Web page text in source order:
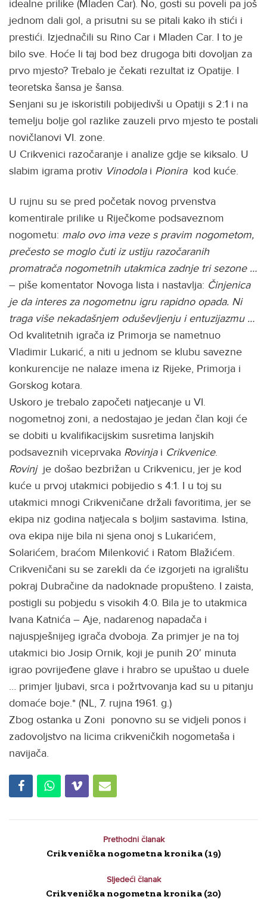
idealne prilike (Mladen Car). No, gosti su poveli pa još
jednom dali gol, a prisutni su se pitali kako ih stići i
prestići. Izjednačili su Rino Car i Mladen Car. I to je
bilo sve. Hoće li taj bod bez drugoga biti dovoljan za
prvo mjesto? Trebalo je čekati rezultat iz Opatije. I
teoretska šansa je šansa.
Senjani su je iskoristili pobijedivši u Opatiji s 2:1 i na
temelju bolje gol razlike zauzeli prvo mjesto te postali
novičlanovi VI. zone.
U Crikvenici razočaranje i analize gdje se kiksalo. U
slabim igrama protiv Vinodolai Pionirakod kuće.
U rujnu su se pred početak novog prvenstva
komentirale prilike u Riječkome podsaveznom
nogometu: malo ovo ima veze s pravim nogometom,
prečesto se moglo čuti iz ustiju razočaranih
promatrača nogometnih utakmica zadnje tri sezone …
– piše komentator Novoga lista i nastavlja: Činjenica
je da interes za nogometnu igru rapidno opada. Ni
traga više nekadašnjem oduševljenju i entuzijazmu …
Od kvalitetnih igrača iz Primorja se nametnuo
Vladimir Lukarić, a niti u jednom se klubu savezne
konkurencije ne nalaze imena iz Rijeke, Primorja i
Gorskog kotara.
Uskoro je trebalo započeti natjecanje u VI.
nogometnoj zoni, a nedostajao je jedan član koji će
se dobiti u kvalifikacijskim susretima lanjskih
podsaveznih viceprvaka Rovinjai Crikvenice.
Rovinjje došao bezbrižan u Crikvenicu, jer je kod
kuće u prvoj utakmici pobijedio s 4:1. I u toj su
utakmici mnogi Crikveničane držali favoritima, jer se
ekipa niz godina natjecala s boljim sastavima. Istina,
ova ekipa nije bila ni sjena onoj s Lukarićem,
Solarićem, braćom Milenković i Ratom Blažićem.
Crikveničani su se zarekli da će izgorjeti na igralištu
pokraj Dubračine da nadoknade propušteno. I zaista,
postigli su pobjedu s visokih 4:0. Bila je to utakmica
Ivana Katnića – Aje, nadarenog napadača i
najuspješnijeg igrača dvoboja. Za primjer je na toj
utakmici bio Josip Ornik, koji je punih 20′ minuta
igrao povrijeđene glave i hrabro se upuštao u duele
… primjer ljubavi, srca i požrtvovanja kad su u pitanju
domaće boje.* (NL, 7. rujna 1961. g.)
Zbog ostanka u Zoni ponovno su se vidjeli ponos i
zadovoljstvo na licima crikveničkih nogometaša i
navijača.
Prethodni članak
Crikvenička nogometna kronika (19)
Sljedeći članak
Crikvenička nogometna kronika (20)